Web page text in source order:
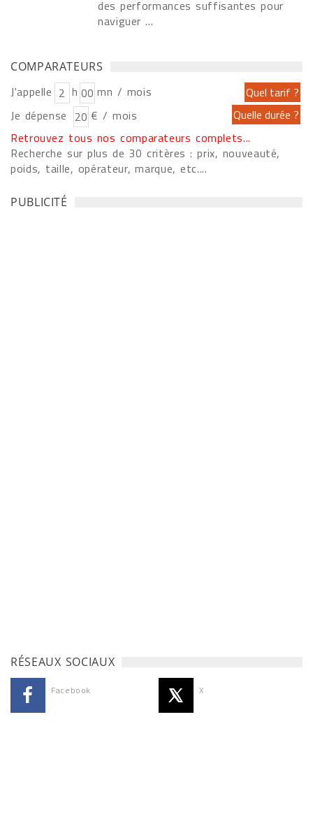
des performances suffisantes pour
naviguer ...
COMPARATEURS
J'appelle h
mn / mois
Je dépense
€ / mois
Retrouvez tous nos comparateurs complets...
Recherche sur plus de 30 critères : prix, nouveauté,
poids, taille, opérateur, marque, etc....
PUBLICITÉ
RÉSEAUX SOCIAUX
Facebook X